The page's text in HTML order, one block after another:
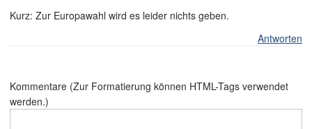
Kurz: Zur Europawahl wird es leider nichts geben.
Antworten
Kommentare (Zur Formatierung können HTML-Tags verwendet
werden.)